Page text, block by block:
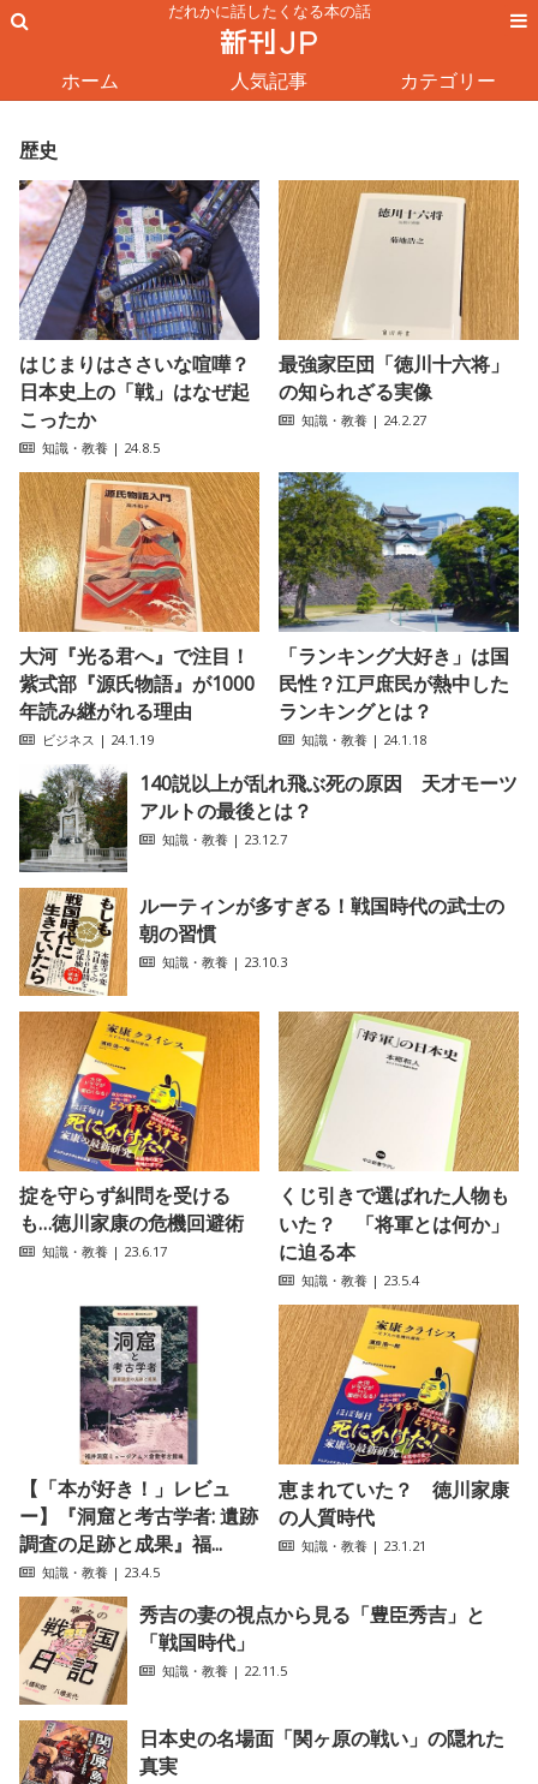
だれかに話したくなる本の話
ホーム 人気記事 カテゴリー
歴史
はじまりはささいな喧嘩？
日本史上の「戦」はなぜ起
こったか
知識・教養 | 24.8.5
最強家臣団「徳川十六将」
の知られざる実像
知識・教養 | 24.2.27
大河『光る君へ』で注目！
紫式部『源氏物語』が1000
年読み継がれる理由
ビジネス | 24.1.19
「ランキング大好き」は国
民性？江戸庶民が熱中した
ランキングとは？
知識・教養 | 24.1.18
140説以上が乱れ飛ぶ死の原因 天才モーツ
アルトの最後とは？
知識・教養 | 23.12.7
ルーティンが多すぎる！戦国時代の武士の
朝の習慣
知識・教養 | 23.10.3
掟を守らず糾問を受ける
も…徳川家康の危機回避術
知識・教養 | 23.6.17
くじ引きで選ばれた人物も
いた？ 「将軍とは何か」
に迫る本
知識・教養 | 23.5.4
【「本が好き！」レビュ
ー】『洞窟と考古学者: 遺跡
調査の足跡と成果』福...
知識・教養 | 23.4.5
恵まれていた？ 徳川家康
の人質時代
知識・教養 | 23.1.21
秀吉の妻の視点から見る「豊臣秀吉」と
「戦国時代」
知識・教養 | 22.11.5
日本史の名場面「関ヶ原の戦い」の隠れた
真実